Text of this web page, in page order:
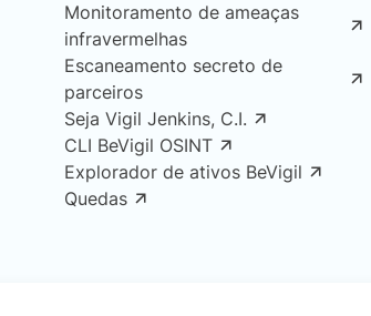
Monitoramento de ameaças
infravermelhas
Escaneamento secreto de
parceiros
Seja Vigil Jenkins, C.I.
CLI BeVigil OSINT
Explorador de ativos BeVigil
Quedas